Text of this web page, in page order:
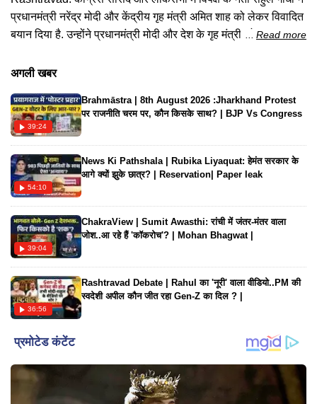
प्रधानमंत्री नरेंद्र मोदी और केंद्रीय गृह मंत्री अमित शाह को लेकर विवादित
बयान दिया है. उन्होंने प्रधानमंत्री मोदी और देश के गृह मंत्री को ‘गद्दार’ कहा.
अंबेडकर जी ने कहा था कि हिंदुस्तान में हर नागरिक एक समान है. सभी को
किया है. बीजेपी ने कहा है कि राहुल पाकिस्तान की भाषा बोलते हैं. उनकी
सोच अर्बन नक्सल जैसी है.
Read more
अगली खबर
39:24
Brahmāstra | 8th August 2026 :Jharkhand Protest
पर राजनीति चरम पर, कौन किसके साथ? | BJP Vs Congress
54:10
News Ki Pathshala | Rubika Liyaquat: हेमंत सरकार के
आगे क्यों झुके छात्र? | Reservation| Paper leak
39:04
ChakraView | Sumit Awasthi: रांची में जंतर-मंतर वाला
जोश..आ रहे हैं 'कॉकरोच'? | Mohan Bhagwat |
36:56
Rashtravad Debate | Rahul का 'नूरी' वाला वीडियो..PM की
स्वदेशी अपील कौन जीत रहा Gen-Z का दिल ? |